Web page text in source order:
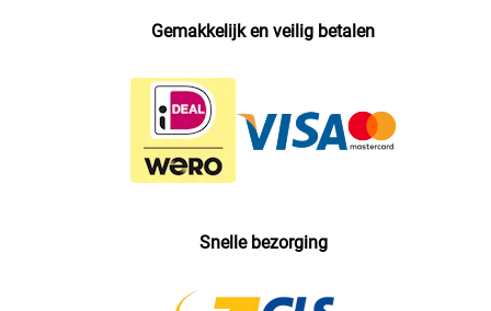
Gemakkelijk en veilig betalen
Snelle bezorging